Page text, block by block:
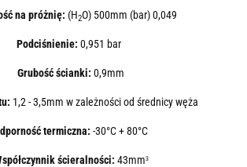
na próżnię: (H2O) 500mm (bar) 0,049
Podciśnienie: 0,951 bar
Grubość ścianki: 0,9mm
1,2 - 3,5mm w zależności od średnicy węża
termiczna: -30°C + 80°C
ścieralności: 43mm3